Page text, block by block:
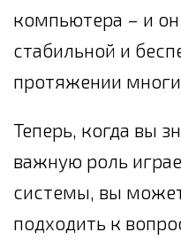
компьютера – и
стабильной и
протяжении
Теперь, когда вы
важную роль
системы, вы
подходить к